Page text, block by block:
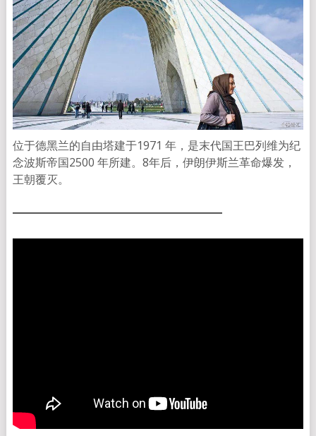
位于德黑兰的自由塔建于1971 年，是末代国王巴列维为纪
念波斯帝国2500 年所建。8年后，伊朗伊斯兰革命爆发，
王朝覆灭。